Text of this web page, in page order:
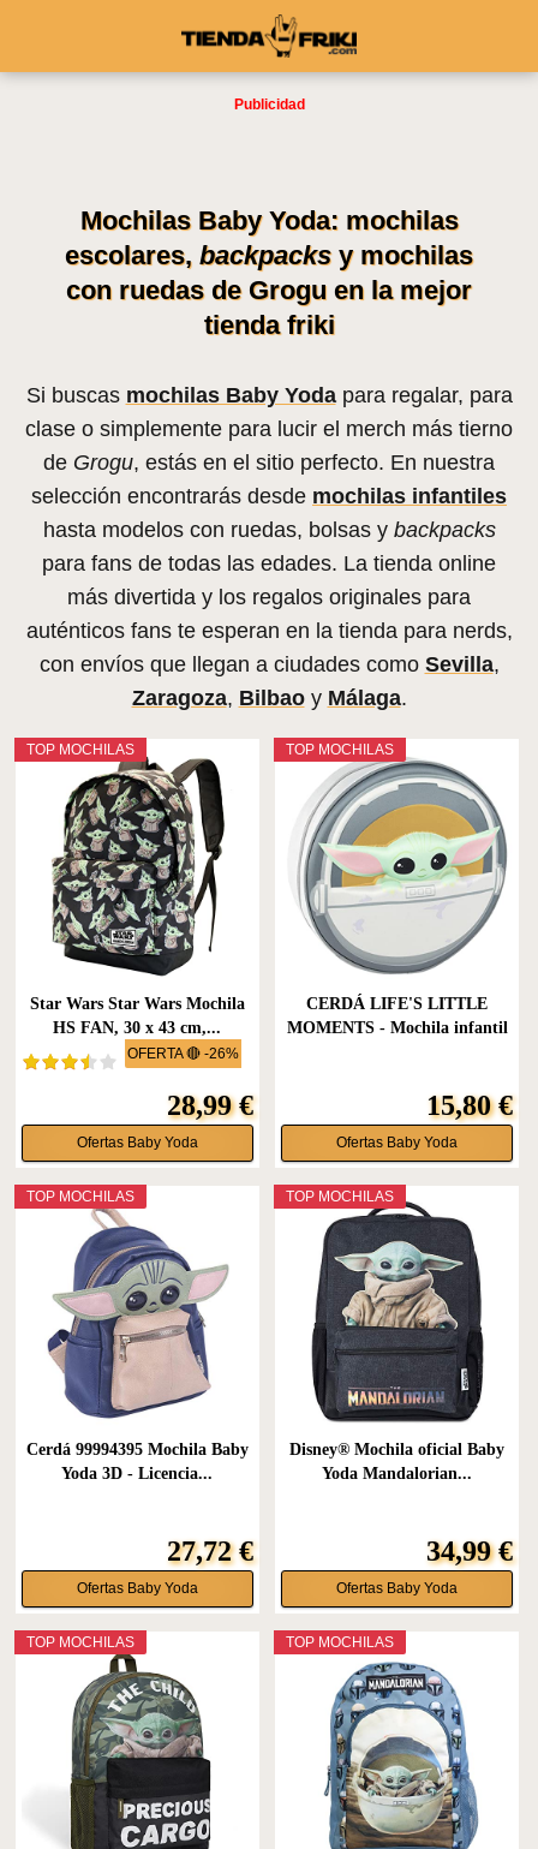
Mochilas Baby Yoda: mochilas
escolares, backpacksy mochilas
con ruedas de Grogu en la mejor
tienda friki
Si buscas mochilas Baby Yodapara regalar, para
clase o simplemente para lucir el merch más tierno
de Grogu, estás en el sitio perfecto. En nuestra
selección encontrarás desde mochilas infantiles
hasta modelos con ruedas, bolsas y backpacks
para fans de todas las edades. La tienda online
más divertida y los regalos originales para
auténticos fans te esperan en la tienda para nerds,
con envíos que llegan a ciudades como Sevilla,
Zaragoza, Bilbaoy Málaga.
OFERTA 🔴 -26%
TOP MOCHILAS
Star Wars Star Wars Mochila
HS FAN, 30 x 43 cm,...
28,99 €
Ofertas Baby Yoda
TOP MOCHILAS
CERDÁ LIFE'S LITTLE
MOMENTS - Mochila infantil
15,80 €
Ofertas Baby Yoda
TOP MOCHILAS
Cerdá 99994395 Mochila Baby
Yoda 3D - Licencia...
27,72 €
Ofertas Baby Yoda
TOP MOCHILAS
Disney® Mochila oficial Baby
Yoda Mandalorian...
34,99 €
Ofertas Baby Yoda
TOP MOCHILAS TOP MOCHILAS